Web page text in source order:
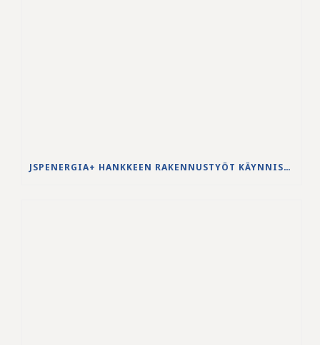
JSPENERGIA+ HANKKEEN RAKENNUSTYÖT KÄYNNISTYVÄT LOUHINTATÖILLÄ